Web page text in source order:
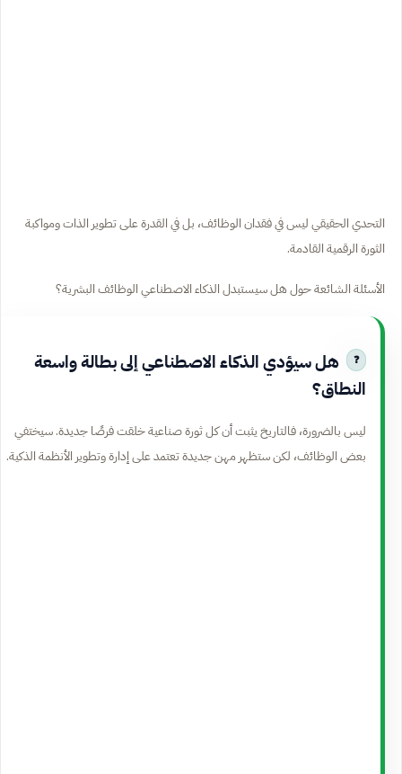
التحدي الحقيقي ليس في فقدان الوظائف، بل في القدرة على تطوير الذات ومواكبة
الثورة الرقمية القادمة.
الأسئلة الشائعة حول هل سيستبدل الذكاء الاصطناعي الوظائف البشرية؟
هل سيؤدي الذكاء الاصطناعي إلى بطالة واسعة
النطاق؟
ليس بالضرورة، فالتاريخ يثبت أن كل ثورة صناعية خلقت فرصًا جديدة. سيختفي
بعض الوظائف، لكن ستظهر مهن جديدة تعتمد على إدارة وتطوير الأنظمة الذكية.